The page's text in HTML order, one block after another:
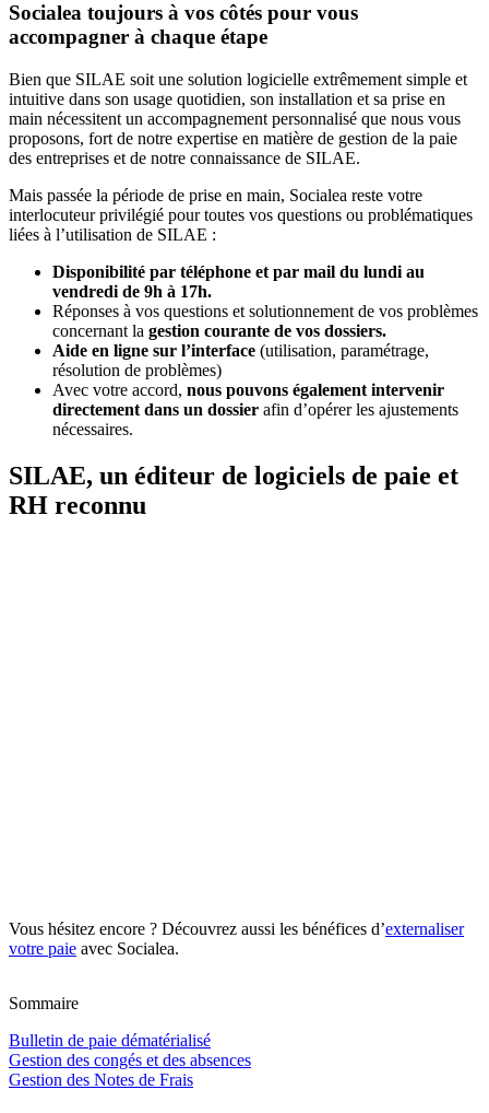
Socialea toujours à vos côtés pour vous
accompagner à chaque étape
Bien que SILAE soit une solution logicielle extrêmement simple et
intuitive dans son usage quotidien, son installation et sa prise en
main nécessitent un accompagnement personnalisé que nous vous
proposons, fort de notre expertise en matière de gestion de la paie
des entreprises et de notre connaissance de SILAE.
Mais passée la période de prise en main, Socialea reste votre
interlocuteur privilégié pour toutes vos questions ou problématiques
liées à l’utilisation de SILAE :
Disponibilité par téléphone et par mail du lundi au
vendredi de 9h à 17h.
Réponses à vos questions et solutionnement de vos problèmes
concernant la gestion courante de vos dossiers.
Aide en ligne sur l’interface (utilisation, paramétrage,
résolution de problèmes)
Avec votre accord, nous pouvons également intervenir
directement dans un dossier afin d’opérer les ajustements
nécessaires.
SILAE, un éditeur de logiciels de paie et
RH reconnu
Vous hésitez encore ? Découvrez aussi les bénéfices d’externaliser
votre paie avec Socialea.
Sommaire
Bulletin de paie dématérialisé
Gestion des congés et des absences
Gestion des Notes de Frais